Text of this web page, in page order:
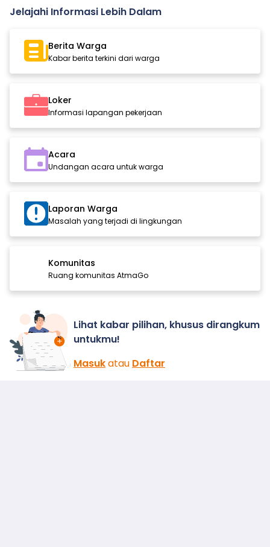
Jelajahi Informasi Lebih Dalam
Berita Warga
Kabar berita terkini dari warga
Loker
Informasi lapangan pekerjaan
Acara
Undangan acara untuk warga
Laporan Warga
Masalah yang terjadi di lingkungan
Komunitas
Ruang komunitas AtmaGo
Lihat kabar pilihan, khusus dirangkum
untukmu!
Masukatau Daftar